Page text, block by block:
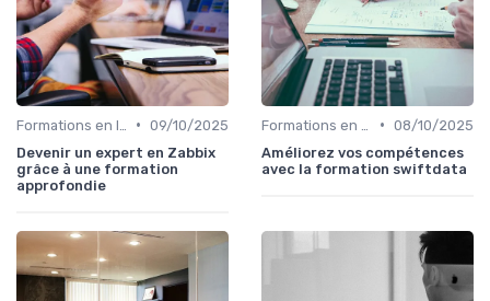
• 09/10/2025
Devenir un expert en Zabbix
grâce à une formation
approfondie
• 08/10/2025
Améliorez vos compétences
avec la formation swiftdata